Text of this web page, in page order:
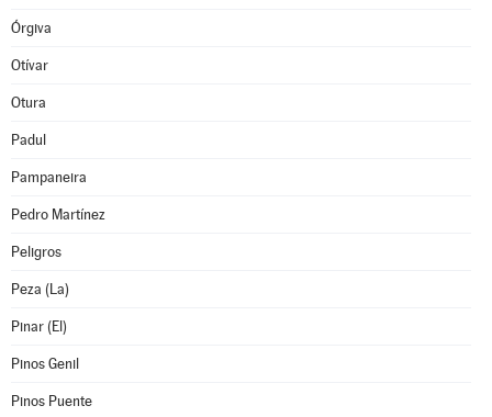
Órgiva
Otívar
Otura
Padul
Pampaneira
Pedro Martínez
Peligros
Peza (La)
Pinar (El)
Pinos Genil
Pinos Puente